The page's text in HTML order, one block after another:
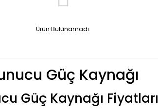
Ürün Bulunamadı.
Güç Kaynağı
Güç Kaynağı Fiyatları